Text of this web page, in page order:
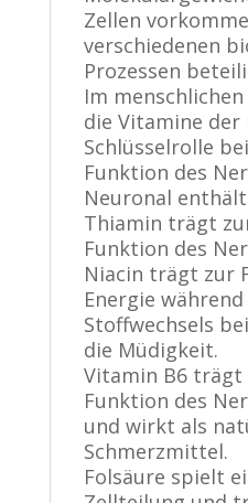
Zellen
verschiedenen
Prozessen
Im
die Vitamine der
Schlüsselrolle
Funktion des
Neuronal
Thiamin trägt
Funktion des
Niacin trägt zur
Energie während
Stoffwechsels
die Müdigkeit.
Vitamin B6 trägt
Funktion des
und wirkt als
Schmerzmittel.
Folsäure spielt